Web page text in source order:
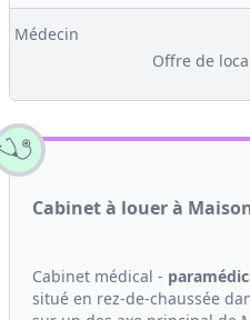
Médecin
Offre de
Cabinet à louer à
Cabinet médical -
situé en rez-de-chaussée